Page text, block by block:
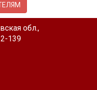
обл.,
139